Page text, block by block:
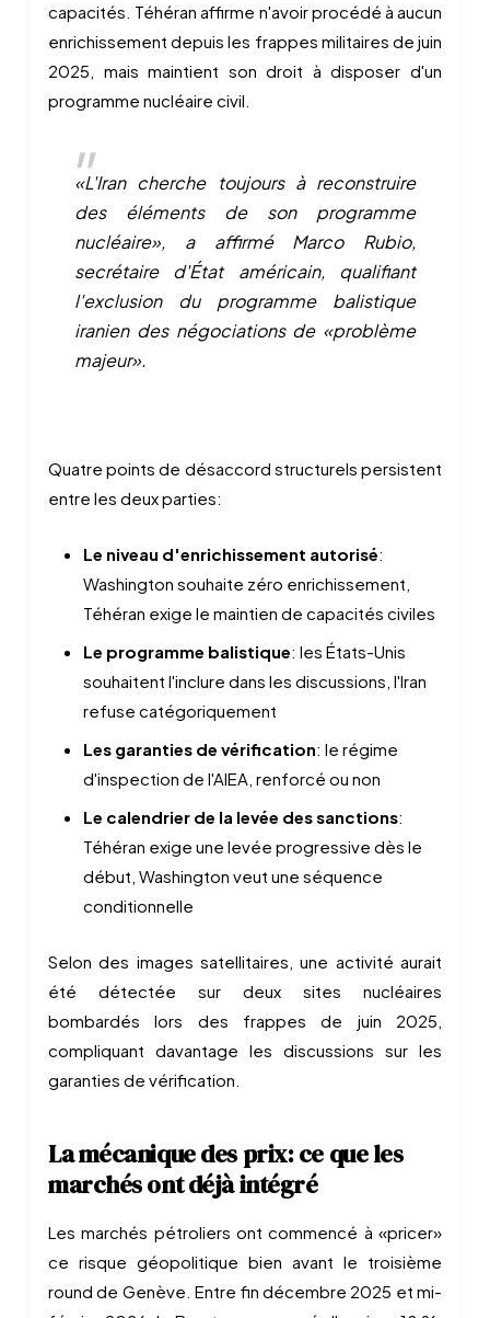
capacités. Téhéran affirme n'avoir procédé à aucun
enrichissement depuis les frappes militaires de juin
2025, mais maintient son droit à disposer d'un
programme nucléaire civil.
«L'Iran cherche toujours à reconstruire
des éléments de son programme
nucléaire», a affirmé Marco Rubio,
secrétaire d'État américain, qualifiant
l'exclusion du programme balistique
iranien des négociations de «problème
majeur».
Quatre points de désaccord structurels persistent
entre les deux parties:
Le niveau d'enrichissement autorisé:
Washington souhaite zéro enrichissement,
Téhéran exige le maintien de capacités civiles
Le programme balistique: les États-Unis
souhaitent l'inclure dans les discussions, l'Iran
refuse catégoriquement
Les garanties de vérification: le régime
d'inspection de l'AIEA, renforcé ou non
Le calendrier de la levée des sanctions:
Téhéran exige une levée progressive dès le
début, Washington veut une séquence
conditionnelle
Selon des images satellitaires, une activité aurait
été détectée sur deux sites nucléaires
bombardés lors des frappes de juin 2025,
compliquant davantage les discussions sur les
garanties de vérification.
La mécanique des prix: ce que les
marchés ont déjà intégré
Les marchés pétroliers ont commencé à «pricer»
ce risque géopolitique bien avant le troisième
round de Genève. Entre fin décembre 2025 et mi-